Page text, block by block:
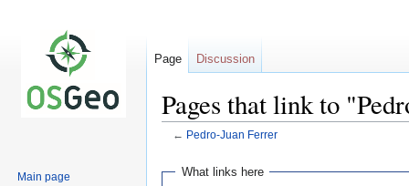
Pages that link to
← Pedro-Juan Ferrer
Jump
JumpWhat links here
Page Discussion
Main page